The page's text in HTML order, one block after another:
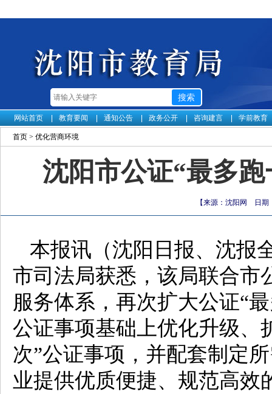
网站首页 教育要闻 通知公告 政务公开 咨询建言 学前教育
首页 > 优化营商环境
沈阳市公证“最多
【来源：沈阳网 日期
本报讯（沈阳日报、沈报
市司法局获悉，该局联合市
服务体系，再次扩大公证“
公证事项基础上优化升级、
次”公证事项，并配套制定
业提供优质便捷、规范高效